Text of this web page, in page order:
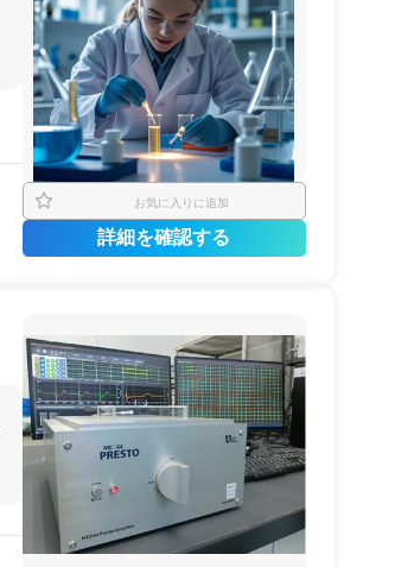
お気に入りに追加
詳細を確認する